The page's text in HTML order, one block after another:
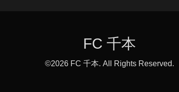
FC 千本
©2026 FC 千本. All Rights Reserved.